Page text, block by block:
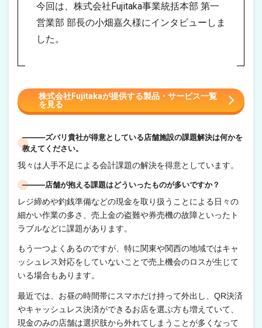
今回は、株式会社Fujitaka事業統括本部 第一
営業部 部長の小畑嘉久様にインタビューしま
した。
株式会社Fujitakaが提供する製品・サービス一覧
を見る
―――ズバリ貴社が得意としている店舗施設の課題解決は何かを
教えてください。
我々は人手不足による会計課題の解決を得意としています。
―――店舗が抱える課題はどういったものが多いですか？
レジ締めや釣銭準備などの現金を取り扱うことによる日々の
細かい作業の多さ、売上金の盗難や券売機の故障といったト
ラブルなどに課題があります。
もう一つよくあるのですが、特に関東や関西の地域ではキャ
ッシュレス対応をしていないことで売上機会のロスが生じて
いる場合もあります。
最近では、お昼の時間帯にスマホだけ持って外出し、QR決済
やキャッシュレス決済ができるお店を選ぶ方も増えていて、
現金のみの店舗は選択肢から外れてしまうことが多くなって